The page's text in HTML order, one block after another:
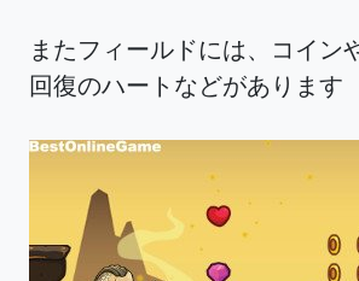
またフィールドには、コイン
回復のハートなどがあります